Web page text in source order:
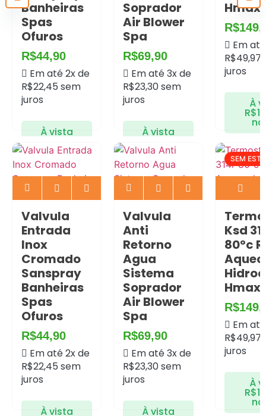
Banheiras
Spas
Ofuros
R$44,90
Em até 2x de
R$22,45 sem
juros
À vista
no Pix
Economize
2,25
Pix
Soprador
Air Blower
Spa
R$69,90
Em até 3x de
R$23,30sem
juros
À vista
no Pix
Economize
3,50
Pix
Hmax
R$
Em
R$49,97
juros
À
R$
no
R$7,50
Valvula
Entrada
Inox
Cromado
Sanspray
Banheiras
Spas
Ofuros
R$44,90
Em até 2x de
R$22,45 sem
juros
À vista
Valvula
Anti
Retorno
Agua
Sistema
Soprador
Air Blower
Spa
R$69,90
Em até 3x de
R$23,30sem
juros
À vista
SEM
Ksd
80ºc
Hmax
R$
Em
R$49,97
juros
À
R$
no